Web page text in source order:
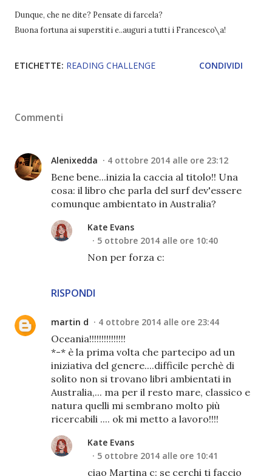
Dunque, che ne dite? Pensate di farcela?
Buona fortuna ai superstiti e..auguri a tutti i Francesco\a!
ETICHETTE: READING CHALLENGE CONDIVIDI
Commenti
Alenixedda 4 ottobre 2014 alle ore 23:12
Bene bene...inizia la caccia al titolo!! Una
cosa: il libro che parla del surf dev'essere
comunque ambientato in Australia?
RISPONDI
Kate Evans
5 ottobre 2014 alle ore 10:40
Non per forza c:
martin d 4 ottobre 2014 alle ore 23:44
Oceania!!!!!!!!!!!!!!!
*-* è la prima volta che partecipo ad un
iniziativa del genere....difficile perchè di
solito non si trovano libri ambientati in
Australia,... ma per il resto mare, classico e
natura quelli mi sembrano molto più
ricercabili .... ok mi metto a lavoro!!!!
Kate Evans
5 ottobre 2014 alle ore 10:41
ciao Martina c: se cerchi ti faccio